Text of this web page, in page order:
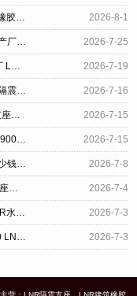
水平力分散型橡胶隔震支座LNR HDR高阻尼隔震橡胶支座多少钱 LRB1100铅芯隔震支座多少钱 2026-8-1
LNR隔震支座1000(II型)源头工厂 LNR400支座生产厂家 水平力分散支座源头工厂 2026-7-25
水平力分散隔震支座厂家 隔震支座制造商源头工厂 LRB橡胶隔震支座1400 2026-7-19
LNR1200天然橡胶隔震支座什么价格 高性能橡胶隔震支座源头工厂 LNR水平力分散型支座源头工厂 2026-7-16
LRB500隔震支座多少钱 水平力分散型LNR隔震支座什么价格 LRB700隔震支座厂家 2026-7-15
橡胶隔震支座1型源头工厂 天然橡胶隔震支座LNR900厂家 水平力分散力型橡胶隔震支座LNR厂家 2026-7-15
LNR1400橡胶隔震支座 水平力分散型隔震支座多少钱 LNR水平分散形隔震支座厂家 2026-7-8
HDR1300高阻尼隔震支座多少钱 建筑抗震减震支座源头工厂 水平力分散型橡胶隔震支座什么价格 2026-7-4
钢结构建筑支座多少钱 铅芯减震隔震支座厂家 LNR水平力分散型支座厂家 2026-7-3
建筑分层橡胶隔震支座厂家 LNR橡胶隔震支座600 LNR水平力分散型橡胶隔震支座生产厂家 2026-7-3